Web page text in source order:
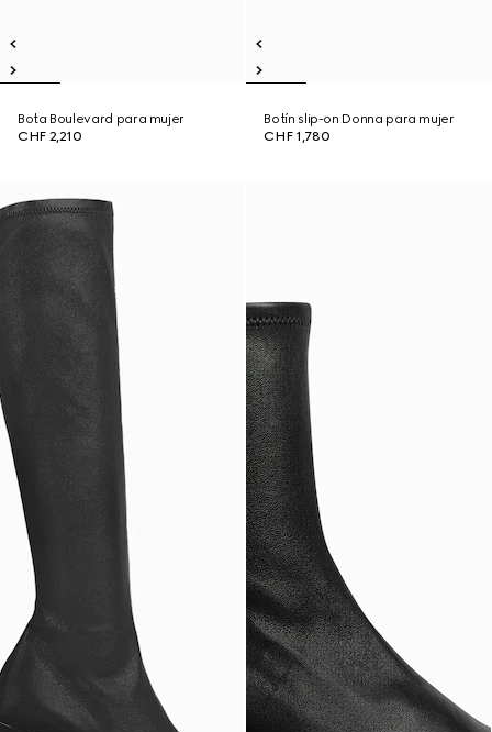
Bota Boulevard para mujer
CHF 2,210
Botín slip-on Donna para mujer
CHF 1,780